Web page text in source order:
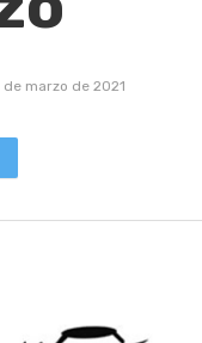
de marzo de 2021